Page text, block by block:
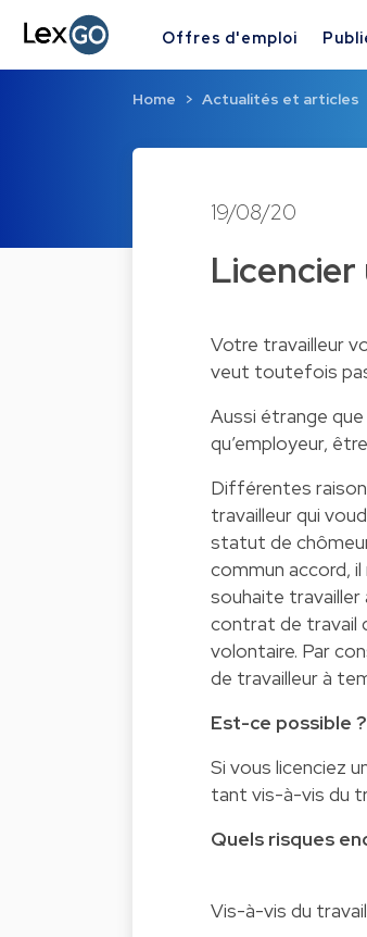
Offres d'emploi
Home Actualités et articles
19/08/20
Licencier
Votre travailleur
veut toutefois
Aussi étrange
qu’employeur,
Différentes
travailleur qui
statut de
commun accord,
souhaite travailler
contrat de travail
volontaire. Par
de travailleur à
Est-ce possible ?
Si vous licenciez
tant vis-à-vis du
Quels risques
Vis-à-vis du